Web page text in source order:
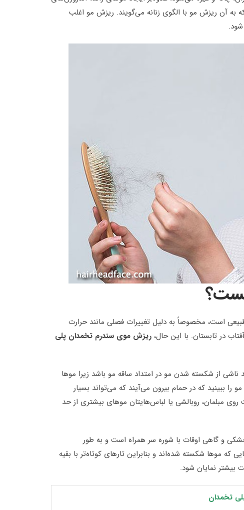
به آن ریزش مو با الگوی زنانه می‌گویند. ریزش مو اغلب
است، مخصوصاً به دلیل تغییرات فصلی مانند حرارت
در تابستان. با این حال، ریزش موی سندرم تخمدان پلی
از شکسته شدن مو در امتداد ساقه مو باشد زیرا موها
ببینید که در حمام بیرون می‌آیند که می‌تواند بسیار
روی مبلمان، روبالشی یا لباس‌هایتان موهای بیشتری از حد
و گاهی اوقات با شوره سر همراه است و به طور
که موها شکسته شده‌اند و بنابراین تارهای کوتاه‌تر با بقیه
نمایان شود.
تخمدان